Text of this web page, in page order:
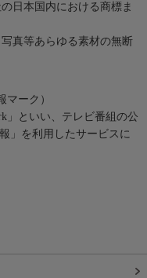
日本国内における商標ま
真等あらゆる素材の無断
マーク）
」といい、テレビ番組の公
」を利用したサービスに